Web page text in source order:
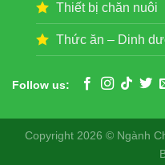
Thiết bị chăn nuôi
Thức ăn – Dinh
Follow us:
Copyright 2026 © Ngành